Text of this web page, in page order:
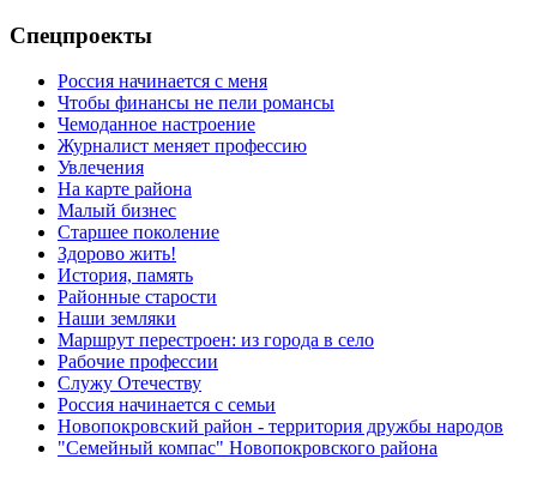
Спецпроекты
Россия начинается с меня
Чтобы финансы не пели романсы
Чемоданное настроение
Журналист меняет профессию
Увлечения
На карте района
Малый бизнес
Старшее поколение
Здорово жить!
История, память
Районные старости
Наши земляки
Маршрут перестроен: из города в село
Рабочие профессии
Служу Отечеству
Россия начинается с семьи
Новопокровский район - территория дружбы народов
"Семейный компас" Новопокровского района